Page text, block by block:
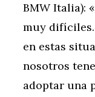
BMW Italia):
muy
en estas
nosotros
adoptar una